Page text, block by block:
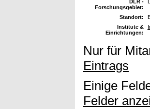
DLR -
Forschungsgebiet:
Standort:
Institute &
Einrichtungen:
Nur für
Eintrags
Einige
Felder